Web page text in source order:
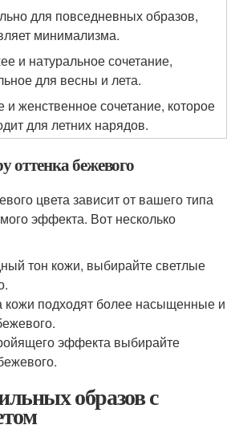
для повседневных образов,
минимализма.
и натуральное сочетание,
для весны и лета.
и женственное сочетание, которое
для летних нарядов.
оттенка бежевого
цвета зависит от вашего типа
эффекта. Вот несколько
тон кожи, выбирайте светлые
кожи подходят более насыщенные и
эффекта выбирайте
образов с